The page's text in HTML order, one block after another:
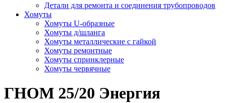
Детали для ремонта и соединения трубопроводов
Хомуты
Хомуты U-образные
Хомуты д/шланга
Хомуты металлические с гайкой
Хомуты ремонтные
Хомуты спринклерные
Хомуты червячные
ГНОМ 25/20 Энергия